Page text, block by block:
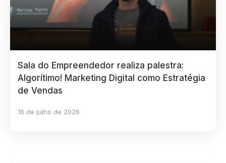
Sala do Empreendedor realiza palestra:
Algorítimo! Marketing Digital como Estratégia
de Vendas
16 de julho de 2026